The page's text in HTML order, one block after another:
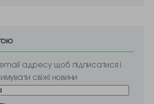
адресу щоб підписатися і
свіжі новини